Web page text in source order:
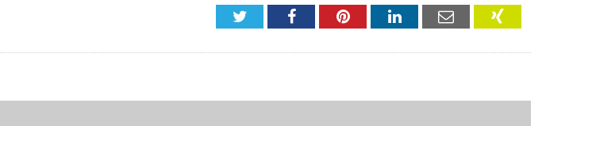
TwitterFacebookPinterestLinkedInEmail XING